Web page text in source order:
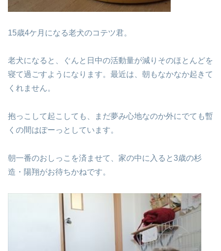
15歳4ケ月になる老犬のコテツ君。
老犬になると、ぐんと日中の活動量が減り そのほとんどを
寝て過ごすようになります。 最近は、朝もなかなか起きて
くれません。
抱っこして起こしても、まだ夢み心地なのか外にでても暫
くの間はぽーっとしています。
朝一番のおしっこを済ませて、家の中に入ると3歳の杉
造・陽翔がお待ちかねです。